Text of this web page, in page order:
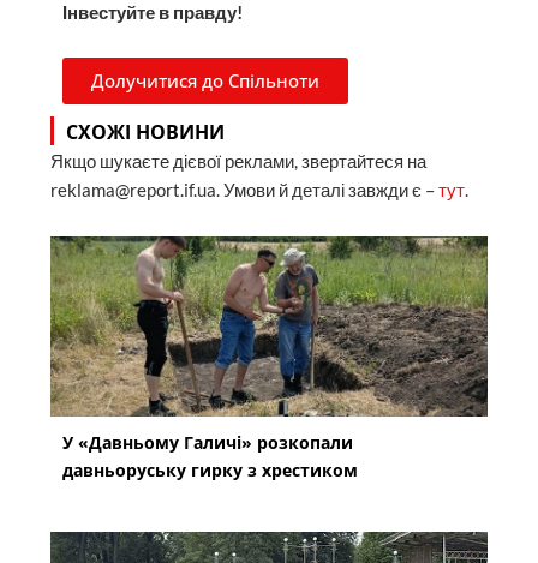
Інвестуйте в правду!
Долучитися до Спільноти
СХОЖІ НОВИНИ
Якщо шукаєте дієвої реклами, звертайтеся на
reklama@report.if.ua. Умови й деталі завжди є –тут.
У «Давньому Галичі» розкопали
давньоруську гирку з хрестиком